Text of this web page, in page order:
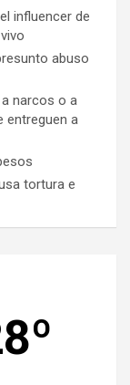
influencer de
abuso
narcos o a
entreguen a
tortura e